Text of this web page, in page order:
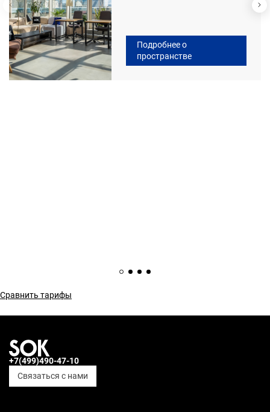
Подробнее о
пространстве
Сравнить тарифы
+7(499)490-47-10
Связаться с нами